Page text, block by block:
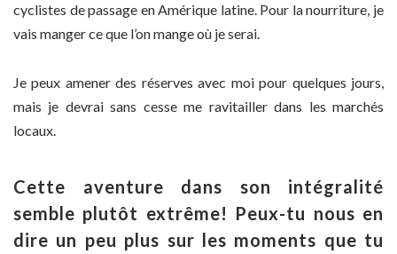
cyclistes de passage en Amérique latine. Pour la nourriture, je
vais manger ce que l’on mange où je serai.
Je peux amener des réserves avec moi pour quelques jours,
mais je devrai sans cesse me ravitailler dans les marchés
locaux.
Cette aventure dans son intégralité
semble plutôt extrême! Peux-tu nous en
dire un peu plus sur les moments que tu